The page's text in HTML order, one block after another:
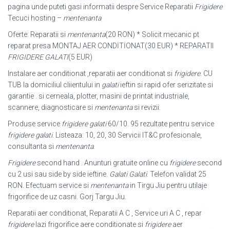
pagina unde puteti gasi informatii despre Service Reparatii Frigidere
Tecuci hosting – mentenanta
Oferte: Reparatii si mentenanta(20 RON) * Solicit mecanic pt
reparat presa MONTAJ AER CONDİTİONAT(30 EUR) * REPARATII
FRIGIDERE GALATI(5 EUR)
Instalare aer conditionat ,reparatii aer conditionat si frigidere. CU
TUB la domiciliul cliientului in galatiieftin si rapid ofer serizitate si
garantie . si cerneala , plotter, masini de printat industriale,
scannere, diagnosticare si mentenantasi revizii.
Produse service frigidere galati60/10. 95 rezultate pentru service
frigidere galati. Listeaza: 10, 20, 30 Servicii IT&C profesionale,
consultanta si mentenanta.
Frigideresecond hand . Anunturi gratuite online cu frigideresecond
cu 2 usi sau side by side ieftine. Galati Galati. Telefon validat 25
RON. Efectuam service si mentenantain Tirgu Jiu pentru utilaje
frigorifice de uz casni. Gorj Targu Jiu.
Reparatii aer conditionat, Reparatii A C , Service uri A C , repar
frigiderelazi frigorifice aere conditionate si frigidereaer